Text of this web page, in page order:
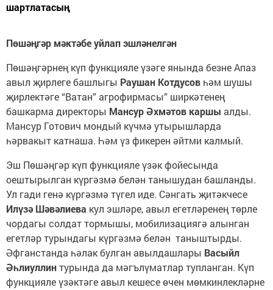
шартлатасың
Пөшәңгәр мәктәбе уйлап эшләнелгән
Пөшәңгәрнең күп функцияле үзәге янында безне Апаз
авыл җирлеге башлыгы Раушан Котдусов һәм шушы
җирлектәге “Ватан” агрофирмасы” ширкәтенең
башкарма директоры Мансур Әхмәтов каршы алды.
Мансур Готович мондый күчмә утырышларда
һәрвакыт катнаша. Һәм үз фикерен әйтми калмый.
Эш Пөшәңгәр күп функцияле үзәк фойесында
оештырылган күргәзмә белән танышудан башланды.
Ул гади генә күргәзмә түгел иде. Сәнгать җитәкчесе
Илүзә Шәвәлиева кул эшләре, авыл егетләренең төрле
чордагы солдат тормышы, мобилизациягә алынган
егетләр турындагы күргәзмә белән таныштырды.
Әфганстанда һәлак булган авылдашлары Васыйл
Әһлиуллинтурында да мәгълүматлар тупланган. Күп
функцияле үзәктәге авыл кешесе өчен мөмкинлекләрне